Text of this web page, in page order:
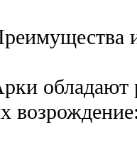
обладают